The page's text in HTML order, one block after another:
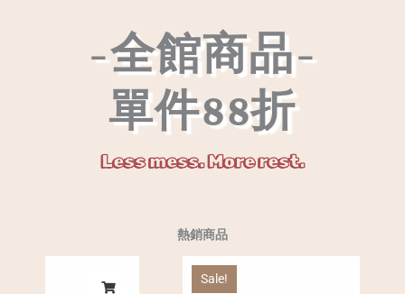
-全館商品-
單件88折
Less mess. More rest.
熱銷商品